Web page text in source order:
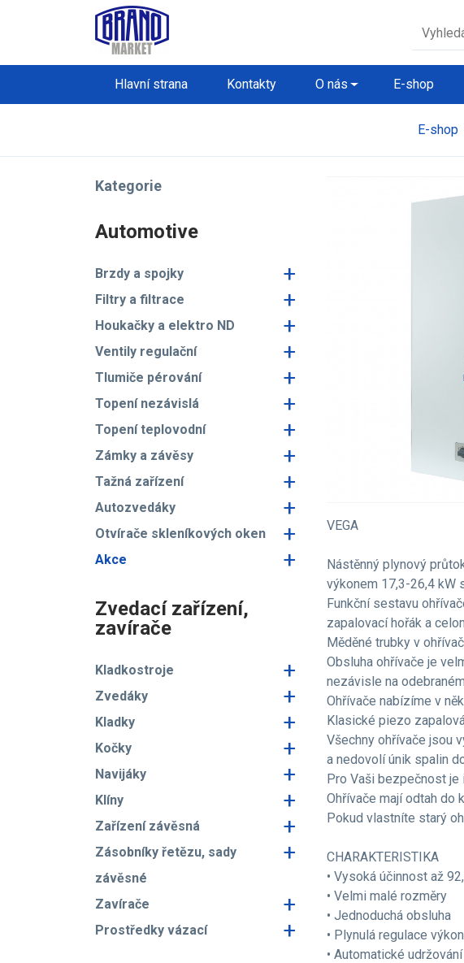
Hlavní strana Kontakty O nás E-shop
E-shop
Kategorie
Automotive
Brzdy a spojky +
Filtry a filtrace +
Houkačky a elektro ND +
Ventily regulační +
Tlumiče pérování +
Topení nezávislá +
Topení teplovodní +
Zámky a závěsy +
Tažná zařízení +
Autozvedáky +
Otvírače skleníkových oken +
Akce +
Zvedací zařízení,
zavírače
Kladkostroje +
Zvedáky +
Kladky +
Kočky +
Navijáky +
Klíny +
Zařízení závěsná +
Zásobníky řetězu, sady
závěsné
+
Zavírače +
Prostředky vázací +
VEGA
Nástěnný plynový
výkonem 17,3-26,4 kW
Funkční sestavu
zapalovací hořák a
Měděné trubky v
Obsluha ohřívače je
nezávisle na
Ohřívače nabízíme v
Klasické piezo
Všechny ohřívače jsou
a nedovolí únik spalin
Pro Vaši bezpečnost je
Ohřívače mají odtah do
Pokud vlastníte starý
CHARAKTERISTIKA
• Vysoká účinnost až
• Velmi malé rozměry
• Jednoduchá obsluha
• Plynulá regulace
• Automatické